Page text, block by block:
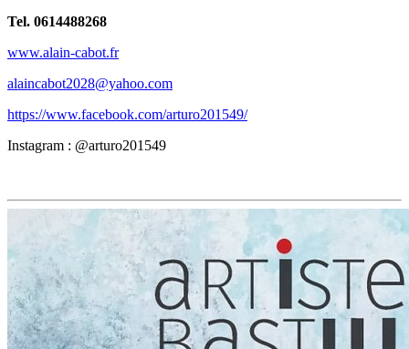
Tel. 0614488268
www.alain-cabot.fr
alaincabot2028@yahoo.com
https://www.facebook.com/arturo201549/
Instagram : @arturo201549